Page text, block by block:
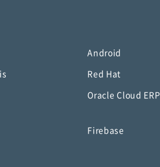
Android
Red Hat
Oracle Cloud ERP
Firebase